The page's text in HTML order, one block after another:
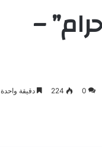
–
0
224 دقيقة واحدة